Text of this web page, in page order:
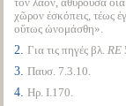
τὸν λαόν, ἀθύρουσα οἷα
χῶρον ἐσκόπεις, τέως
οὕτως ὠνομάσθη».
2. Για τις πηγές βλ. RE
3. Παυσ. 7.3.10.
4. Ηρ. Ι.170.